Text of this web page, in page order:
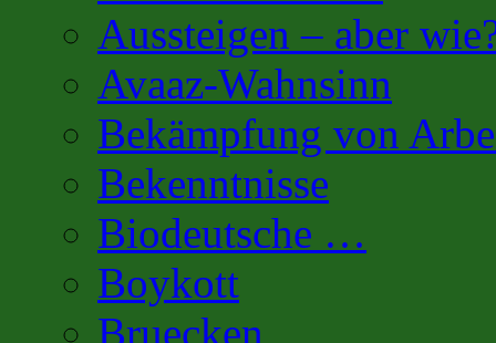
Aussteigen – aber
Avaaz-Wahnsinn
Bekämpfung von
Bekenntnisse
Biodeutsche …
Boykott
Bruecken